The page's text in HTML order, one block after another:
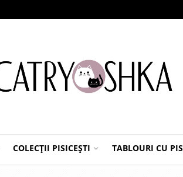
COLECȚII PISICEȘTI TABLOURI CU